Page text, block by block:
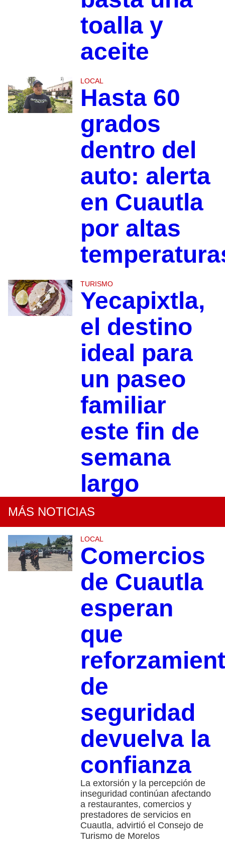
toalla y
aceite
LOCAL
Hasta 60
grados
dentro del
auto: alerta
en Cuautla
por altas
TURISMO
Yecapixtla,
el destino
ideal para
un paseo
familiar
este fin de
semana
largo
MÁS NOTICIAS
LOCAL
Comercios
de Cuautla
esperan
que
de
seguridad
devuelva la
confianza
La extorsión y la percepción de
inseguridad continúan afectando
a restaurantes, comercios y
prestadores de servicios en
Cuautla, advirtió el Consejo de
Turismo de Morelos